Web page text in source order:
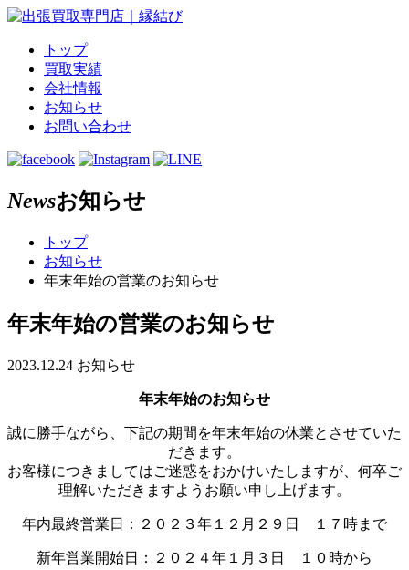
トップ
買取実績
会社情報
お知らせ
お問い合わせ
Newsお知らせ
トップ
お知らせ
年末年始の営業のお知らせ
年末年始の営業のお知らせ
2023.12.24 お知らせ
年末年始のお知らせ
誠に勝手ながら、下記の期間を年末年始の休業とさせていた
だきます。
お客様につきましてはご迷惑をおかけいたしますが、何卒ご
理解いただきますようお願い申し上げます。
年内最終営業日：２０２３年１２月２９日 １７時まで
新年営業開始日：２０２４年１月３日 １０時から